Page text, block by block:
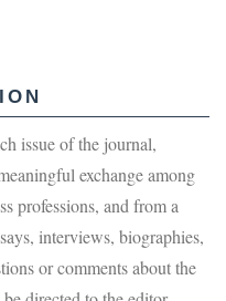
issue of the journal,
exchange among
professions, and from a
interviews, biographies,
or comments about the